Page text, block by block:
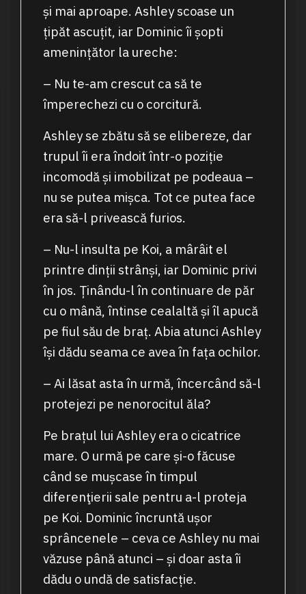
și mai aproape. Ashley scoase un
țipăt ascuțit, iar Dominic îi șopti
amenințător la ureche:
– Nu te-am crescut ca să te
împerechezi cu o corcitură.
Ashley se zbătu să se elibereze, dar
trupul îi era îndoit într-o poziție
incomodă și imobilizat pe podeaua –
nu se putea mișca. Tot ce putea face
era să-l privească furios.
– Nu-l insulta pe Koi, a mârâit el
printre dinții strânși, iar Dominic privi
în jos. Ținându-l în continuare de păr
cu o mână, întinse cealaltă și îl apucă
pe fiul său de braț. Abia atunci Ashley
își dădu seama ce avea în fața ochilor.
– Ai lăsat asta în urmă, încercând să-l
protejezi pe nenorocitul ăla?
Pe brațul lui Ashley era o cicatrice
mare. O urmă pe care și-o făcuse
când se mușcase în timpul
diferenţierii sale pentru a-l proteja
pe Koi. Dominic încruntă ușor
sprâncenele – ceva ce Ashley nu mai
văzuse până atunci – și doar asta îi
dădu o undă de satisfacție.